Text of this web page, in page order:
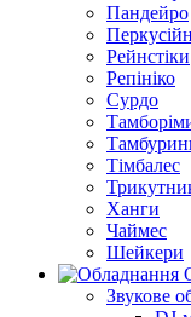
Пандейро
Рейнстіки
Репініко
Сурдо
Тімбалес
Ханги
Чаймес
Шейкери
Звукове